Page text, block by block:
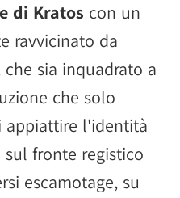
di Kratos con un
ravvicinato da
sia inquadrato a
che solo
appiattire l'identità
fronte registico
escamotage, su